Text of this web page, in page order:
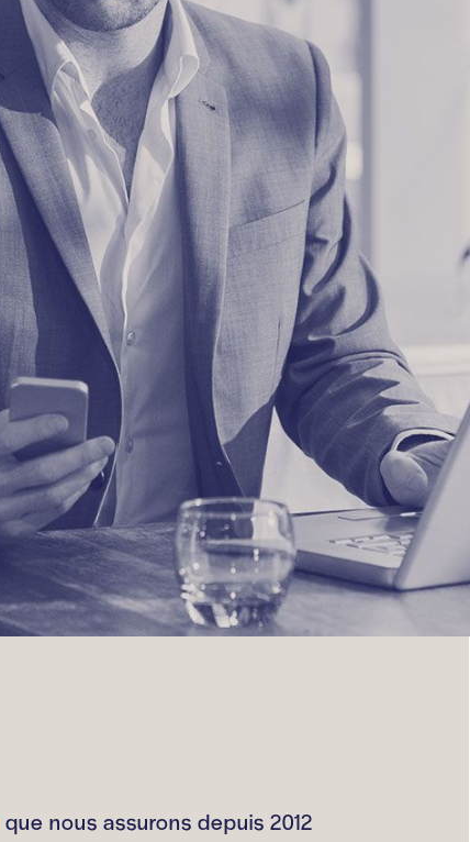
que nous assurons depuis 2012